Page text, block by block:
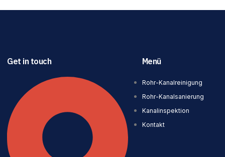
Get in touch Menü
Rohr-Kanalreinigung
Rohr-Kanalsanierung
Kanalinspektion
Kontakt